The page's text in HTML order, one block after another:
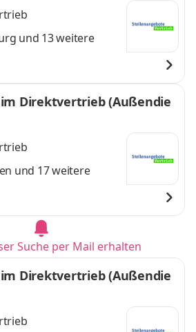
und 13 weitere
Direktvertrieb (Außendie
und 17 weitere
Suche per Mail erhalten
Direktvertrieb (Außendie